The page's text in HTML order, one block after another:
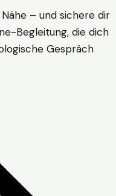
– und sichere dir
Begleitung, die dich
Gespräch